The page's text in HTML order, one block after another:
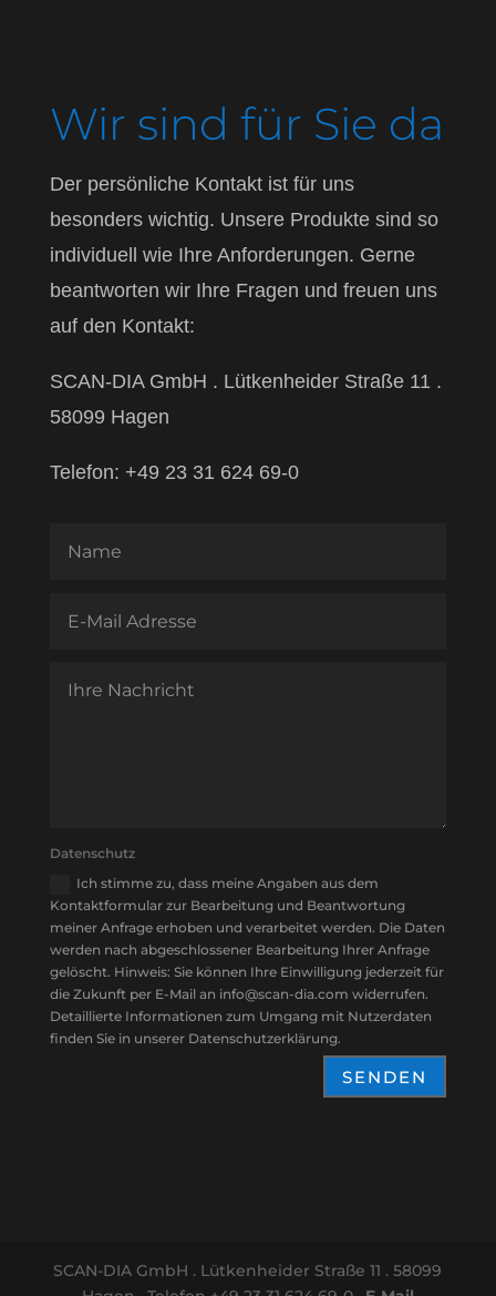
Wir sind für Sie da
Der persönliche Kontakt ist für uns
besonders wichtig. Unsere Produkte sind so
individuell wie Ihre Anforderungen. Gerne
beantworten wir Ihre Fragen und freuen uns
auf den Kontakt:
SCAN-DIA GmbH . Lütkenheider Straße 11 .
58099 Hagen
Telefon: +49 23 31 624 69-0
Datenschutz
Ich stimme zu, dass meine Angaben aus dem
Kontaktformular zur Bearbeitung und Beantwortung
meiner Anfrage erhoben und verarbeitet werden. Die Daten
werden nach abgeschlossener Bearbeitung Ihrer Anfrage
gelöscht. Hinweis: Sie können Ihre Einwilligung jederzeit für
die Zukunft per E-Mail an info@scan-dia.com widerrufen.
Detaillierte Informationen zum Umgang mit Nutzerdaten
finden Sie in unserer Datenschutzerklärung.
SENDEN
SCAN-DIA GmbH . Lütkenheider Straße 11 . 58099